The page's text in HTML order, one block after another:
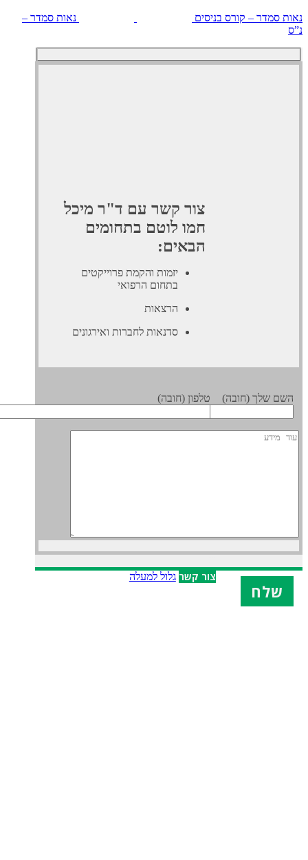
סמדר – קורס בניסים נאות סמדר –
צור קשר עם ד"ר מיכל
חמו לוטם בתחומים
הבאים:
יזמות והקמת פרוייקטים
בתחום הרפואי
הרצאות
סדנאות לחברות ואירגונים
שלך (חובה) טלפון (חובה)
צור קשר גלול למעלה